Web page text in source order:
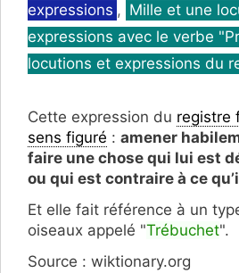
expressions , Mille et une
expressions avec le verbe
locutions et expressions du
Cette expression du registre
sens figuré : amener
faire une chose qui lui est
ou qui est contraire à ce
Et elle fait référence à un
oiseaux appelé "Trébuchet".
Source : wiktionary.org